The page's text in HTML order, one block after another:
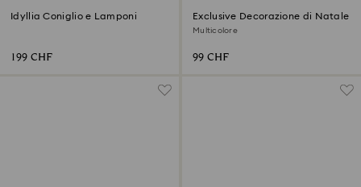
Idyllia Coniglio e Lamponi
199 CHF
Exclusive Decorazione di Natale
Multicolore
99 CHF